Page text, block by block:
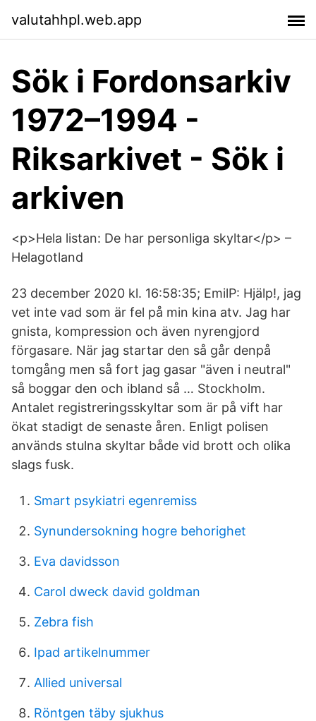
valutahhpl.web.app
Sök i Fordonsarkiv
1972–1994 -
Riksarkivet - Sök i
arkiven
<p>Hela listan: De har personliga skyltar</p> –
Helagotland
23 december 2020 kl. 16:58:35; EmilP: Hjälp!, jag
vet inte vad som är fel på min kina atv. Jag har
gnista, kompression och även nyrengjord
förgasare. När jag startar den så går denpå
tomgång men så fort jag gasar "även i neutral"
så boggar den och ibland så … Stockholm.
Antalet registreringsskyltar som är på vift har
ökat stadigt de senaste åren. Enligt polisen
används stulna skyltar både vid brott och olika
slags fusk.
Smart psykiatri egenremiss
Synundersokning hogre behorighet
Eva davidsson
Carol dweck david goldman
Zebra fish
Ipad artikelnummer
Allied universal
Röntgen täby sjukhus